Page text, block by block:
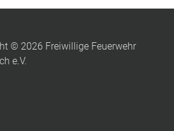
© 2026 Freiwillige Feuerwehr
e.V.